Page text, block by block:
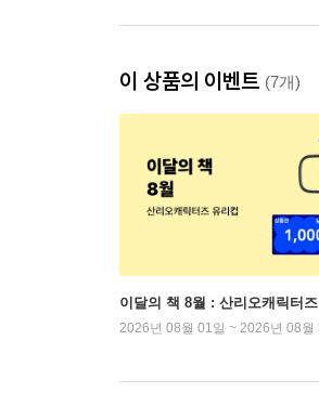
이 상품의 이벤트 (7개)
이달의 책 8월 : 산리오캐릭터즈
2026년 08월 01일 ~ 2026년 08월